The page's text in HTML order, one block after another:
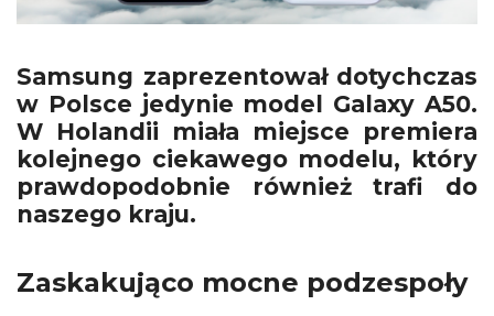
Samsung zaprezentował dotychczas
w Polsce jedynie model Galaxy A50.
W Holandii miała miejsce premiera
kolejnego ciekawego modelu, który
prawdopodobnie również trafi do
naszego kraju.
Zaskakująco mocne podzespoły